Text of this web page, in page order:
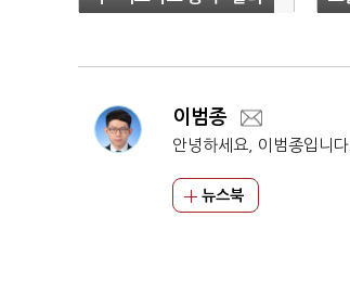
빌리'행
이범종
안녕하세요, 이범종입니다.
뉴스북